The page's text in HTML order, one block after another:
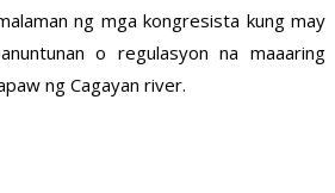
ng mga kongresista kung may
o regulasyon na maaaring
ng Cagayan river.